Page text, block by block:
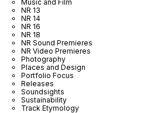
Music and Film
NR 13
NR 14
NR 16
NR 18
NR Sound Premieres
NR Video Premieres
Photography
Places and Design
Portfolio Focus
Releases
Soundsights
Sustainability
Track Etymology